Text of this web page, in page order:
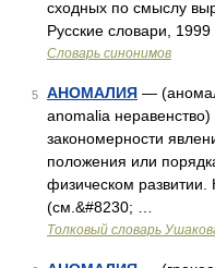
сходных по смыслу
Русские словари, 1999
Словарь синонимов
5 АНОМАЛИЯ —
anomalia
закономерности
положения или
физическом развитии.
(см.&#8230; …
Толковый словарь